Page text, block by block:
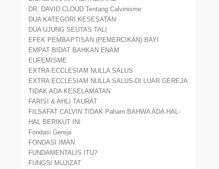
DR. DAVID CLOUD Tentang Calvinisme
DUA KATEGORI KESESATAN
DUA UJUNG SEUTAS TALI
EFEK PEMBAPTISAN (PEMERCIKAN) BAYI
EMPAT BIDAT BAHKAN ENAM
EUFEMISME
EXTRA ECCLESIAM NULLA SALUS
EXTRA ECCLESIAM NULLA SALUS-DI LUAR GEREJA
TIDAK ADA KESELAMATAN
FARISI & AHLI TAURAT
FILSAFAT CALVIN TIDAK Paham BAHWA ADA HAL-
HAL BERIKUT INI
Fondasi Gereja
FONDASI IMAN
FUNDAMENTALIS ITU?
FUNGSI MUJIZAT